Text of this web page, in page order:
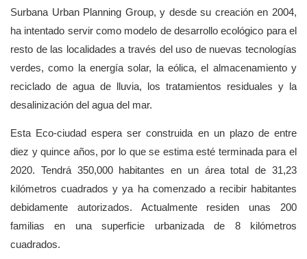
Surbana Urban Planning Group, y desde su creación en 2004,
ha intentado servir como modelo de desarrollo ecológico para el
resto de las localidades a través del uso de nuevas tecnologías
verdes, como la energía solar, la eólica, el almacenamiento y
reciclado de agua de lluvia, los tratamientos residuales y la
desalinización del agua del mar.
Esta Eco-ciudad espera ser construida en un plazo de entre
diez y quince años, por lo que se estima esté terminada para el
2020. Tendrá 350,000 habitantes en un área total de 31,23
kilómetros cuadrados y ya ha comenzado a recibir habitantes
debidamente autorizados. Actualmente residen unas 200
familias en una superficie urbanizada de 8 kilómetros
cuadrados.